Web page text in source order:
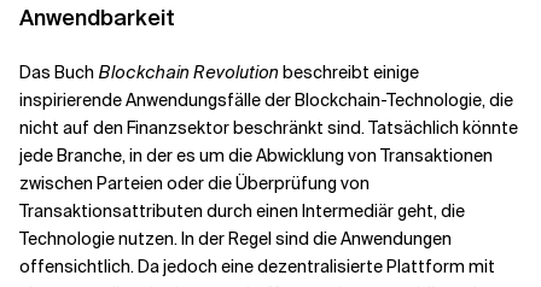
Anwendbarkeit
Das Buch Blockchain Revolution beschreibt einige
inspirierende Anwendungsfälle der Blockchain-Technologie, die
nicht auf den Finanzsektor beschränkt sind. Tatsächlich könnte
jede Branche, in der es um die Abwicklung von Transaktionen
zwischen Parteien oder die Überprüfung von
Transaktionsattributen durch einen Intermediär geht, die
Technologie nutzen. In der Regel sind die Anwendungen
offensichtlich. Da jedoch eine dezentralisierte Plattform mit